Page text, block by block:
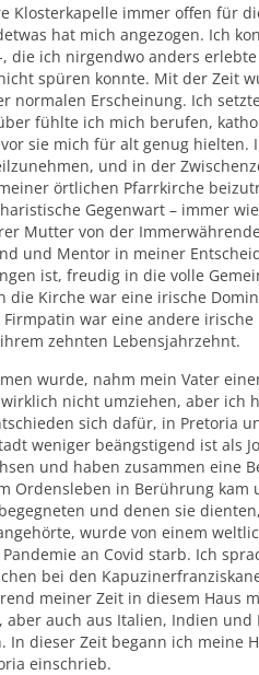
Klosterkapelle immer offen für
hat mich angezogen. Ich
die ich nirgendwo anders
spüren konnte. Mit der Zeit
normalen Erscheinung. Ich
fühlte ich mich berufen,
sie mich für alt genug hielten.
und in der
örtlichen Pfarrkirche
Gegenwart – immer
Mutter von der
und Mentor in meiner
ist, freudig in die volle
Kirche war eine irische
war eine andere
zehnten Lebensjahrzehnt.
wurde, nahm mein Vater
nicht umziehen, aber ich
sich dafür, in Pretoria
weniger beängstigend ist als
und haben zusammen eine
Ordensleben in Berührung kam
und denen sie
wurde von einem
an Covid starb. Ich
bei den
meiner Zeit in diesem Haus
auch aus Italien, Indien und
In dieser Zeit begann ich
einschrieb.